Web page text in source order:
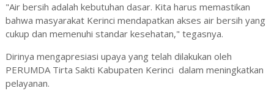
"Air bersih adalah kebutuhan dasar. Kita harus memastikan
bahwa masyarakat Kerinci mendapatkan akses air bersih yang
cukup dan memenuhi standar kesehatan," tegasnya.
Dirinya mengapresiasi upaya yang telah dilakukan oleh
PERUMDA Tirta Sakti Kabupaten Kerinci dalam meningkatkan
pelayanan.